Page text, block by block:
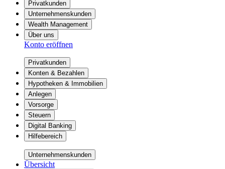
Privatkunden
Unternehmenskunden
Wealth Management
Über uns
Konto eröffnen
Privatkunden
Konten & Bezahlen
Hypotheken & Immobilien
Anlegen
Vorsorge
Steuern
Digital Banking
Hilfebereich
Unternehmenskunden
Übersicht